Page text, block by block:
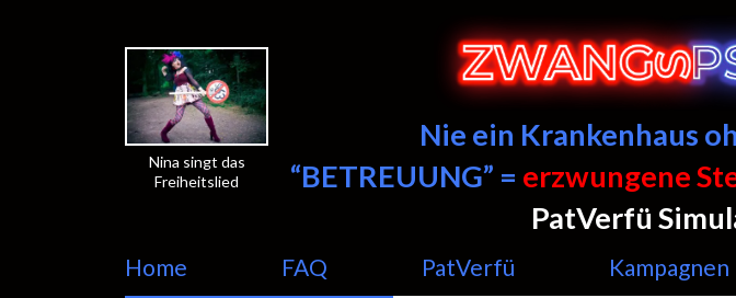
Nina singt das
Freiheitslied
Nie ein Krankenhaus
“BETREUUNG” = erzwungene
PatVerfü
Home FAQ PatVerfü Kampagnen